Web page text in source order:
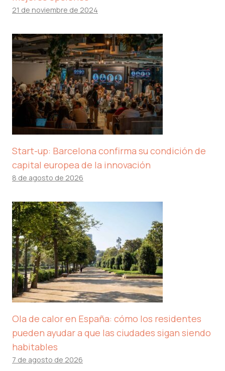
21 de noviembre de 2024
Start-up: Barcelona confirma su condición de
capital europea de la innovación
8 de agosto de 2026
Ola de calor en España: cómo los residentes
pueden ayudar a que las ciudades sigan siendo
habitables
7 de agosto de 2026